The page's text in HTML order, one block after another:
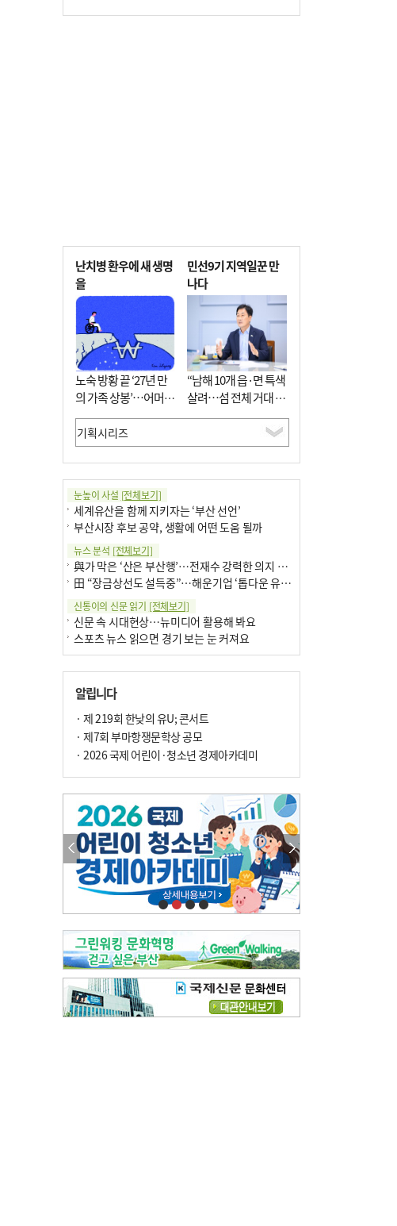
난치병 환우에 새 생명
을
노숙 방황 끝 ‘27년 만
의 가족 상봉’…어머니
와 행복 꿈꿔
민선9기 지역일꾼 만
나다
“남해 10개 읍·면 특색
살려…섬 전체 거대 정
원으로 조성”
눈높이 사설 [전체보기]
세계유산을 함께 지키자는 ‘부산 선언’
부산시장 후보 공약, 생활에 어떤 도움 될까
뉴스 분석 [전체보기]
與가 막은 ‘산은 부산행’…전재수 강력한 의지 표명 없인 공염불
田 “장금상선도 설득중”…해운기업 ‘톱다운 유치전’ 가속
신통이의 신문 읽기 [전체보기]
신문 속 시대현상…뉴미디어 활용해 봐요
스포츠 뉴스 읽으면 경기 보는 눈 커져요
구·군 승진 축하화분 관행 없애자니 소상공인 울상
팩트체크[전체보기]
의령 한우산 털중나리
한 손 뉴스[전체보기]
시민이 개발한 폭염 대응 앱 ‘그늘로’ 길안내 지도 등 인기
골목 맛집 발굴 고메 셀렉션…부산시, 페스티벌 시월 연계
오늘의 날씨-[전체보기]
오늘의 날씨- 2026년 8월 7일
오늘의 날씨- 2026년 8월 6일
우리 결혼해요-[전체보기]
우리 결혼해요- 김홍윤·정세빈 커플
알립니다
· 제 219회 한낮의 유U; 콘서트
· 제7회 부마항쟁문학상 공모
· 2026 국제 어린이·청소년 경제아카데미